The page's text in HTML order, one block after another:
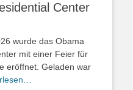
Center
wurde das Obama
mit einer Feier für
eröffnet. Geladen war